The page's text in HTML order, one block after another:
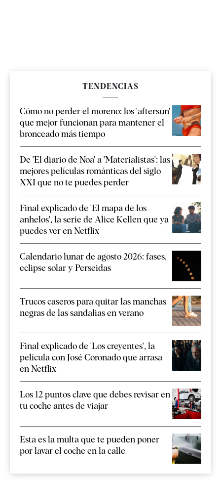
TENDENCIAS
Cómo no perder el moreno: los 'aftersun'
que mejor funcionan para mantener el
bronceado más tiempo
De 'El diario de Noa' a 'Materialistas': las
mejores películas románticas del siglo
XXI que no te puedes perder
Final explicado de 'El mapa de los
anhelos', la serie de Alice Kellen que ya
puedes ver en Netflix
Calendario lunar de agosto 2026: fases,
eclipse solar y Perseidas
Trucos caseros para quitar las manchas
negras de las sandalias en verano
Final explicado de 'Los creyentes', la
película con José Coronado que arrasa
en Netflix
Los 12 puntos clave que debes revisar en
tu coche antes de viajar
Esta es la multa que te pueden poner
por lavar el coche en la calle